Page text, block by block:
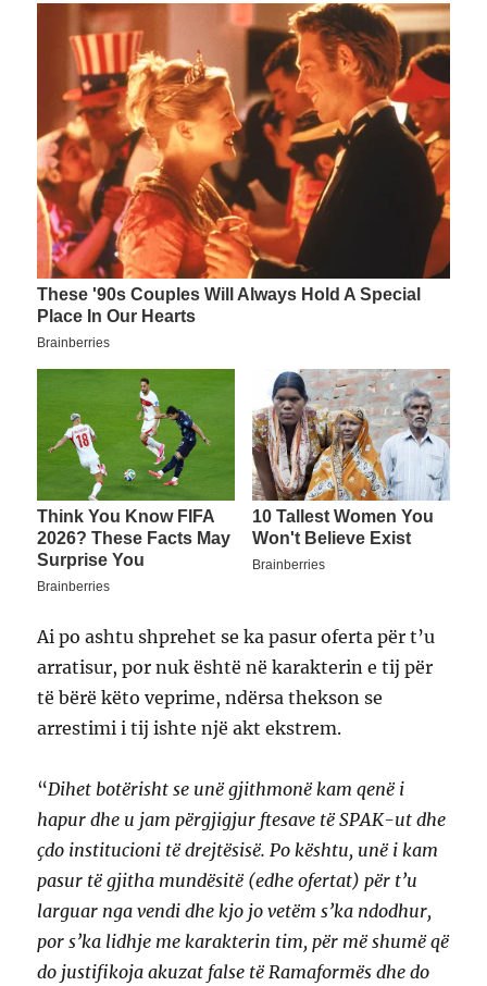
Ai po ashtu shprehet se ka pasur oferta për t’u
arratisur, por nuk është në karakterin e tij për
të bërë këto veprime, ndërsa thekson se
arrestimi i tij ishte një akt ekstrem.
“Dihet botërisht se unë gjithmonë kam qenë i
hapur dhe u jam përgjigjur ftesave të SPAK-ut dhe
çdo institucioni të drejtësisë. Po kështu, unë i kam
pasur të gjitha mundësitë (edhe ofertat) për t’u
larguar nga vendi dhe kjo jo vetëm s’ka ndodhur,
por s’ka lidhje me karakterin tim, për më shumë që
do justifikoja akuzat false të Ramaformës dhe do